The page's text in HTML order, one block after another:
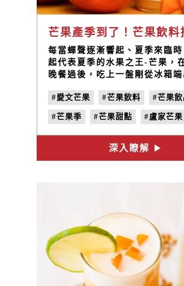
每當蟬聲逐漸響起、夏季來臨
起代表夏季的水果之王-芒果，
晚餐過後，吃上一盤剛從冰箱
特色香氣及細嫩滑順的多汁果肉
以忘懷，因此每到此時，大家便
地迎接芒果產季，並品嘗各種芒
甜點與飲品，來一解炎熱的暑
#愛文芒果 #芒果飲料 #芒果飲
#芒果季 #芒果甜點 #盧家芒果
深入瞭解